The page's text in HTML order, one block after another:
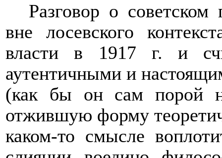
Разговор о
вне лосевского
власти в 1917 г. и
аутентичными и
(как бы он сам порой
отжившую форму
каком-то смысле